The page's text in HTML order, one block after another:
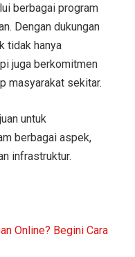
berbagai program
Dengan dukungan
tidak hanya
juga berkomitmen
masyarakat sekitar.
untuk
berbagai aspek,
infrastruktur.
Online? Begini Cara